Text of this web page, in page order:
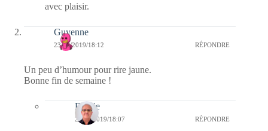
avec plaisir.
Guyenne
23/02/2019/18:12 RÉPONDRE
Un peu d’humour pour rire jaune.
Bonne fin de semaine !
Bernie
24/02/2019/18:07 RÉPONDRE